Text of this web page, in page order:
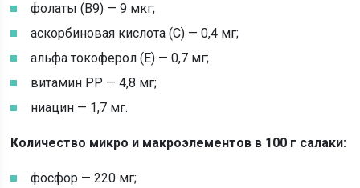
фолаты (В9) — 9 мкг;
аскорбиновая кислота (С) — 0,4 мг;
альфа токоферол (Е) — 0,7 мг;
витамин РР — 4,8 мг;
ниацин — 1,7 мг.
Количество микро и макроэлементов в 100 г салаки:
фосфор — 220 мг;